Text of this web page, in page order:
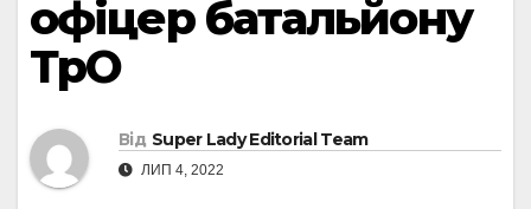
офіцер батальйону
ТрО
Від Super Lady Editorial Team
ЛИП 4, 2022